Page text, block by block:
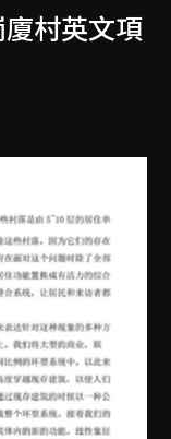
村英文項